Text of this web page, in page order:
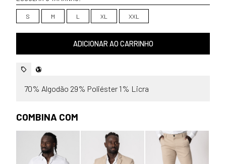
S M L XL XXL
ADICIONAR AO CARRINHO
70% Algodão 29% Poliéster 1% Licra
COMBINA COM